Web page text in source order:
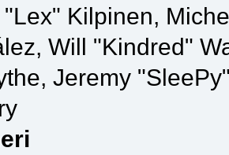
Kilpinen,
Will "Kindred"
Jeremy